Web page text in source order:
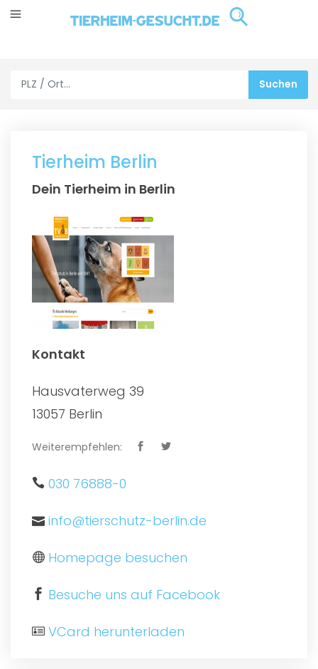
Tierheim Berlin
Dein Tierheim in Berlin
Kontakt
Hausvaterweg 39
13057 Berlin
Weiterempfehlen:
030 76888-0
info@tierschutz-berlin.de
Homepage besuchen
Besuche uns auf Facebook
VCard herunterladen